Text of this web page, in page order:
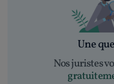
Une
Nos juristes